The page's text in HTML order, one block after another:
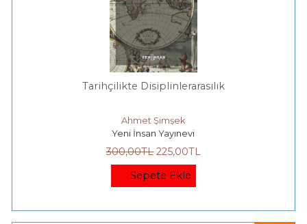
Tarihçilikte Disiplinlerarasılık
Ahmet Şimşek
Yeni İnsan Yayınevi
300,00TL 225,00TL
Sepete Ekle